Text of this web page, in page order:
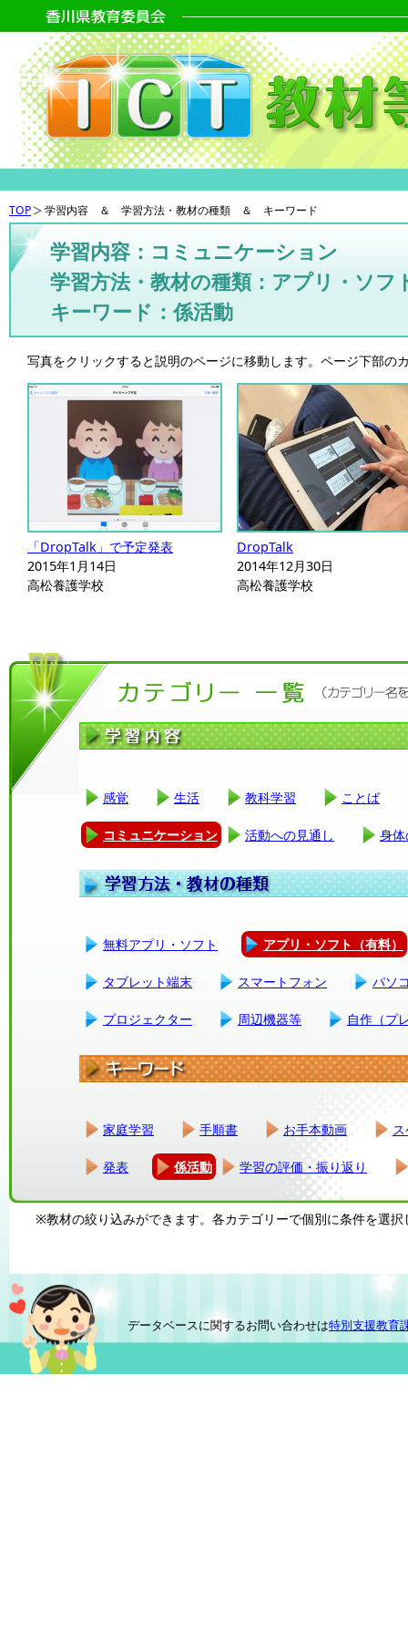
TOP 学習内容 ＆ 学習方法・教材の種類 ＆ キーワード
学習内容：コミュニケーション
学習方法・教材の種類：アプリ・ソフ
キーワード：係活動
写真をクリックすると説明のページに移動します。ページ下部
「DropTalk」で予定発表
2015年1月14日
高松養護学校
DropTalk
2014年12月30日
高松養護学校
感覚 生活 教科学習 ことば
コミュニケーション 活動への見通し 身
無料アプリ・ソフト アプリ・ソフト（有料）
タブレット端末 スマートフォン パソ
プロジェクター 周辺機器等 自作（プ
家庭学習 手順書 お手本動画
発表 係活動 学習の評価・振り返り
※教材の絞り込みができます。各カテゴリーで個別に条件を選択
データベースに関するお問い合わせは特別支援教育